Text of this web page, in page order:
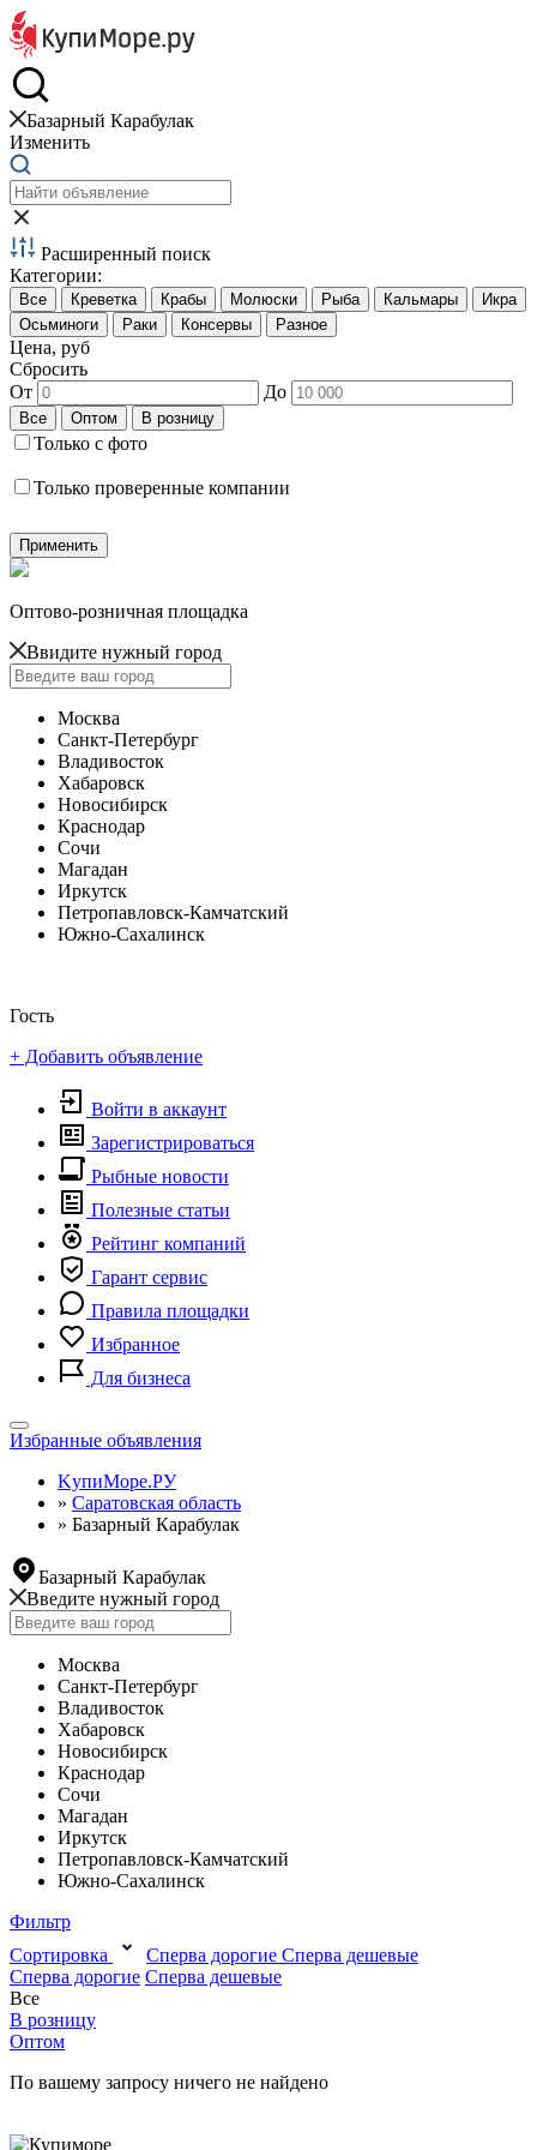
Базарный Карабулак
Изменить
Расширенный поиск
Категории:
Цена, руб
Сбросить
От
До
Только с фото
Только проверенные компании
Оптово-розничная площадка
Ввидите нужный город
Москва
Санкт-Петербург
Владивосток
Хабаровск
Новосибирск
Краснодар
Сочи
Магадан
Иркутск
Петропавловск-Камчатский
Южно-Сахалинск
Гость
+ Добавить объявление
Войти в аккаунт
Зарегистрироваться
Рыбные новости
Полезные статьи
Рейтинг компаний
Гарант сервис
Правила площадки
Избранное
Для бизнеса
Toggle
navigation
Избранные объявления
KупиМоре.РУ
» Саратовская область
» Базарный Карабулак
Базарный Карабулак
Введите нужный город
Москва
Санкт-Петербург
Владивосток
Хабаровск
Новосибирск
Краснодар
Сочи
Магадан
Иркутск
Петропавловск-Камчатский
Южно-Сахалинск
Фильтр
Сортировка
Сперва дорогие Сперва дешевые
Сперва дорогие Сперва дешевые
Все
В розницу
Оптом
По вашему запросу ничего не найдено